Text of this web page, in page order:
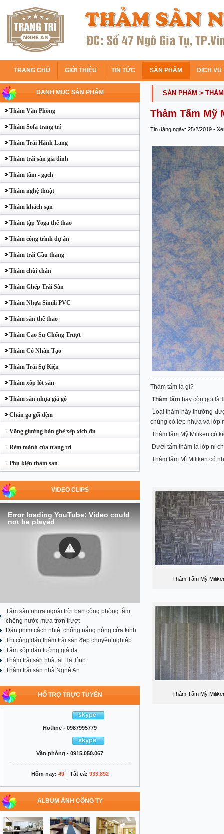
TRANG CHỦ GIỚI THIỆU TIN TỨC SẢN PHẨM DỊCH VỤ
DANH MỤC SẢN PHẨM
Thảm Văn Phòng
Thảm Sofa trang trí
Thảm Trải Hành Lang
Thảm trải sàn gia đình
Thảm tấm - gạch
Thảm nghệ thuật
Thảm khách sạn
Thảm tập Yoga thể thao
Thảm công trình dự án
Thảm trải Cầu thang
Thảm chùi chân
Thảm Ghép Trải Sàn
Thảm Nhựa Simili PVC
Thảm sàn thể thao
Thảm Cao Su Chống Trượt
Thảm Cỏ Nhân Tạo
Thảm Trải Sự Kiện
Thảm xốp lót sàn
Thảm sàn nhựa giả gỗ
Chăn ga gối đệm
Võng giường bàn ghế xếp xích đu
Rèm mành cửa trang trí
Phụ kiện thảm sàn
VIDEO CLIPS
Error loading YouTube: Video could
not be played
Tấm sàn nhựa ngoài trời ban công phòng tắm
chống nước mưa trơn trượt
Dán phim cách nhiệt chống nắng nóng cửa kính
Thi công dán thảm trải sàn đẹp chuyên nghiệp
Tấm xốp dán tường giả da
Thảm trải sàn nhà tại Hà Tĩnh
Thảm trải sàn nhà Nghệ An
HỖ TRỢ TRỰC TUYẾN
Hotline - 0987995779
Văn phòng - 0915.050.067
Hôm nay: 49| Tất cả: 933,892
ALBUM ẢNH CÔNG TY
SẢN PHẨM >
Thảm Tấm Mỹ
Tin đăng ngày: 25/2/2019 -
Thảm tấm là gì?
Thảm tấm hay còn gọi là
Loại thảm này thường
chúng có lớp nhựa và lớp
Thảm tấm Mỹ Miliken có
Dưới tấm thảm là lớp nỉ
Thảm tấm Mĩ Miliken có
Thảm Tấm Mỹ
Thảm Tấm Mỹ